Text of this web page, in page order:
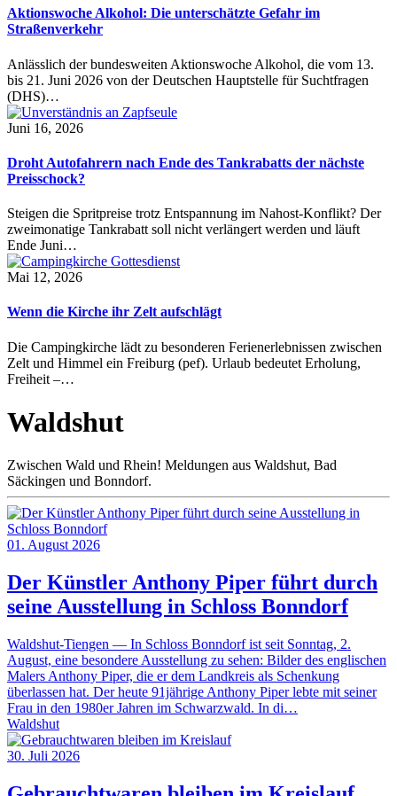
Aktionswoche Alkohol: Die unterschätzte Gefahr im
Straßenverkehr
Anlässlich der bundesweiten Aktionswoche Alkohol, die vom 13.
bis 21. Juni 2026 von der Deutschen Hauptstelle für Suchtfragen
(DHS)…
Juni 16, 2026
Droht Autofahrern nach Ende des Tankrabatts der nächste
Preisschock?
Steigen die Spritpreise trotz Entspannung im Nahost-Konflikt? Der
zweimonatige Tankrabatt soll nicht verlängert werden und läuft
Ende Juni…
Mai 12, 2026
Wenn die Kirche ihr Zelt aufschlägt
Die Campingkirche lädt zu besonderen Ferienerlebnissen zwischen
Zelt und Himmel ein Freiburg (pef). Urlaub bedeutet Erholung,
Freiheit –…
Waldshut
Zwischen Wald und Rhein! Meldungen aus Waldshut, Bad
Säckingen und Bonndorf.
01. August 2026
Der Künstler Anthony Piper führt durch
seine Ausstellung in Schloss Bonndorf
Waldshut-Tiengen — In Schloss Bonndorf ist seit Sonntag, 2.
August, eine besondere Ausstellung zu sehen: Bilder des englischen
Malers Anthony Piper, die er dem Landkreis als Schenkung
überlassen hat. Der heute 91jährige Anthony Piper lebte mit seiner
Frau in den 1980er Jahren im Schwarzwald. In di…
Waldshut
30. Juli 2026